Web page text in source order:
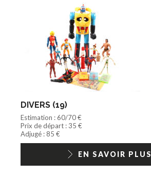
DIVERS (19)
Estimation : 60/70 €
Prix de départ : 35 €
Adjugé : 85 €
EN SAVOIR PLUS